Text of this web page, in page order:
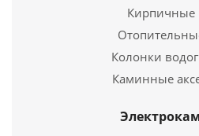
Дровница Везувий
3 840
Кирпичные
Колонки
Каминные